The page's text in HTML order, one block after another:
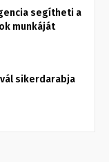
segítheti a
munkáját
sikerdarabja